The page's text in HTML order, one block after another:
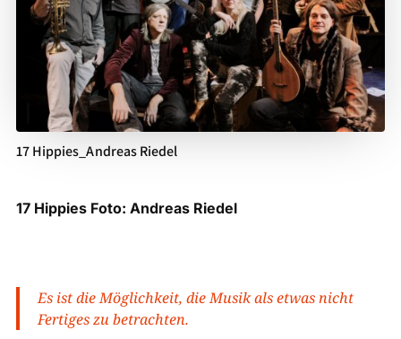
17 Hippies_Andreas Riedel
17 Hippies Foto: Andreas Riedel
Es ist die Möglichkeit, die Musik als etwas nicht
Fertiges zu betrachten.